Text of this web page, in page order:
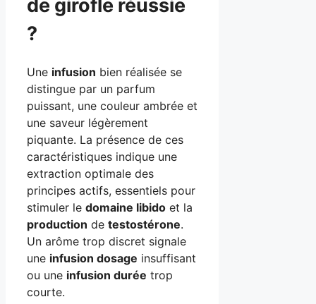
de girofle réussie
?
Une infusion bien réalisée se
distingue par un parfum
puissant, une couleur ambrée et
une saveur légèrement
piquante. La présence de ces
caractéristiques indique une
extraction optimale des
principes actifs, essentiels pour
stimuler le domaine libido et la
production de testostérone.
Un arôme trop discret signale
une infusion dosage insuffisant
ou une infusion durée trop
courte.